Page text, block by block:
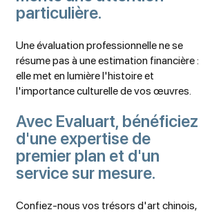
particulière.
Une évaluation professionnelle ne se
résume pas à une estimation financière :
elle met en lumière l'histoire et
l'importance culturelle de vos œuvres.
Avec Evaluart, bénéficiez
d'une expertise de
premier plan et d'un
service sur mesure.
Confiez-nous vos trésors d'art chinois,